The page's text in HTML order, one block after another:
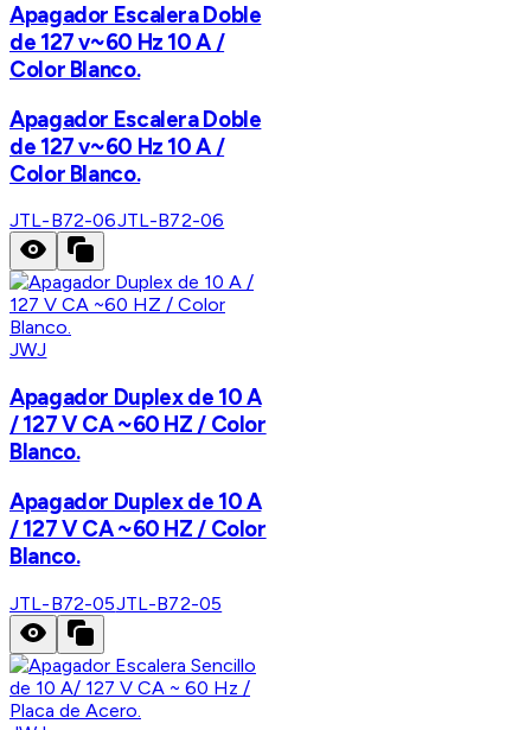
Apagador Escalera Doble
de 127 v~60 Hz 10 A /
Color Blanco.
Apagador Escalera Doble
de 127 v~60 Hz 10 A /
Color Blanco.
JTL-B72-06JTL-B72-06
JWJ
Apagador Duplex de 10 A
/ 127 V CA ~60 HZ / Color
Blanco.
Apagador Duplex de 10 A
/ 127 V CA ~60 HZ / Color
Blanco.
JTL-B72-05JTL-B72-05